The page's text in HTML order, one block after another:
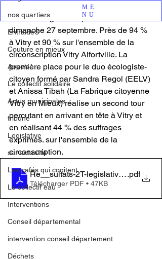
ME
NU
nos quartiers
EntraideS
Couture en mieux
Appels
Le collectif solidaire
Actus municipales
tribune
Legislative
sur actualité
Les cafés qui cogitent
Le collectif eau
Interventions
Conseil départemental
intervention conseil département
Déchets
l'abstention qui marque d'abord
l'élection législative partielle de
dimanche 27 septembre. Près de 94 %
à Vitry et 90 % sur l'ensemble de la
circonscription Vitry Alfortville. La
première place pour le duo écologiste-
citoyen formé par Sandra Regol (EELV)
et Anissa Tibah (La Fabrique citoyenne
Vitry en Mieux) réalise un second tour
percutant en arrivant en tête à Vitry et
en réalisant 44 % des suffrages
exprimés. sur l'ensemble de la
circonscription.
Re__sultats-2T-legislatives-2020
.pdf
Télécharger PDF • 47KB